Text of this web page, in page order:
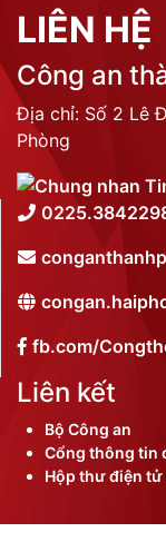
LIÊN HỆ
Công an
Địa chỉ: Số 2 Lê
Phòng
fb.com/
Liên kết
Bộ Công an
Cổng thông tin
Hộp thư điện